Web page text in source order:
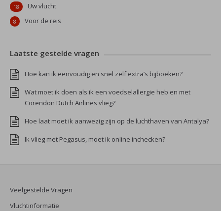
Uw vlucht
18
Voor de reis
8
Laatste gestelde vragen
Hoe kan ik eenvoudig en snel zelf extra’s bijboeken?
Wat moet ik doen als ik een voedselallergie heb en met
Corendon Dutch Airlines vlieg?
Hoe laat moet ik aanwezig zijn op de luchthaven van Antalya?
Ik vlieg met Pegasus, moet ik online inchecken?
Veelgestelde Vragen
Vluchtinformatie